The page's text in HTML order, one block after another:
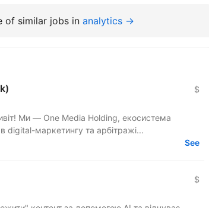
of similar jobs in analytics →
$
Ми — One Media Holding, екосистема
digital-маркетингу та арбітражі...
See
$